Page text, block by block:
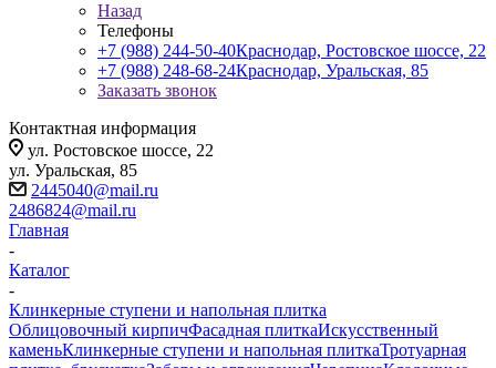
Назад
Телефоны
+7 (988) 244-50-40Краснодар, Ростовское шоссе, 22
+7 (988) 248-68-24Краснодар, Уральская, 85
Заказать звонок
Контактная информация
ул. Ростовское шоссе, 22
ул. Уральская, 85
2445040@mail.ru
2486824@mail.ru
Главная
-
Каталог
-
Клинкерные ступени и напольная плитка
Облицовочный кирпичФасадная плиткаИскусственный
каменьКлинкерные ступени и напольная плиткаТротуарная